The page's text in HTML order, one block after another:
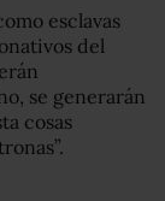
esclavas
del
se generarán
cosas